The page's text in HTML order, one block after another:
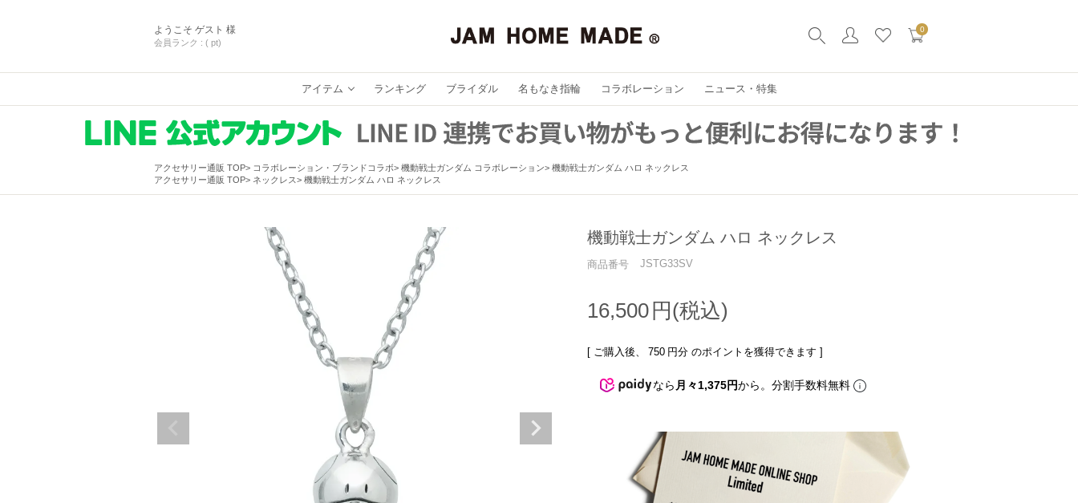
ようこそ ゲスト 様
会員ランク : ( pt)
0
アイテム ランキング ブライダル 名もなき指輪 コラボレーション ニュース・特集
アクセサリー通販 TOP コラボレーション・ブランドコラボ 機動戦士ガンダム コラボレーション
機動戦士ガンダム ハロ ネックレス
アクセサリー通販 TOP
ネックレス 機動戦士ガンダム ハロ ネックレス
機動戦士ガンダム ハロ ネックレス
商品番号 JSTG33SV
16,500
[ ご購入後、 750 円分 のポイントを獲得できます ]
なら 月々1,375円から。分割手数料無料